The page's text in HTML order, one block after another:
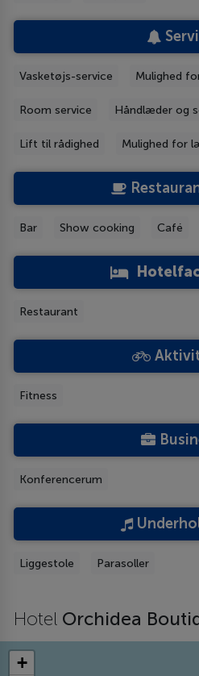
Vasketøjs-service Mulighed
Room service Håndlæder og
Lift til rådighed Mulighed for
Bar Show cooking Café
Restaurant
Fitness
Konferencerum
Liggestole Parasoller
Hotel Orchidea
+